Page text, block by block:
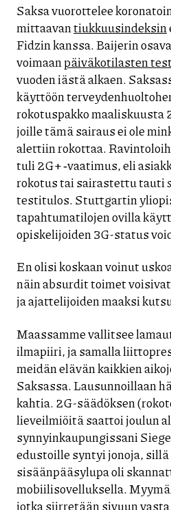
Saksa vuorottelee
mittaavantiukkuusindeksin
Fidzin kanssa. Baijerin
voimaanpäiväkotilasten
vuoden iästä alkaen.
käyttöön
rokotuspakko maaliskuusta
joille tämä sairaus ei ole
alettiin rokottaa.
tuli 2G+ ‑vaatimus, eli
rokotus tai sairastettu tauti
testitulos. Stuttgartin
tapahtumatilojen ovilla
opiskelijoiden 3G-status
En olisi koskaan voinut
näin absurdit toimet
ja ajattelijoiden maaksi
Maassamme vallitsee
ilmapiiri, ja samalla
meidän elävän kaikkien
Saksassa. Lausunnoillaan
kahtia. 2G-säädöksen
lieveilmiöitä saattoi joulun
synnyinkaupungissani
edustoille syntyi jonoja,
sisäänpääsylupa oli
mobiilisovelluksella.
jotka siirretään sivuun